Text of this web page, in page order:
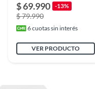
$ 69.990 -13%
$ 79.990
6cuotas sin interés
VER PRODUCTO